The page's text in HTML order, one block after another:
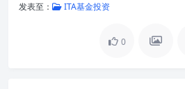
发表至： ITA基金投资
0